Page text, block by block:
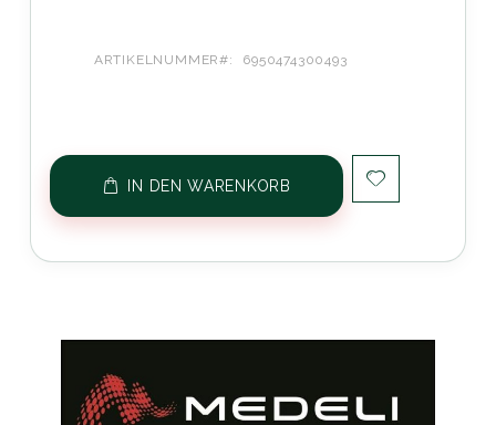
ARTIKELNUMMER 6950474300493
IN DEN WARENKORB